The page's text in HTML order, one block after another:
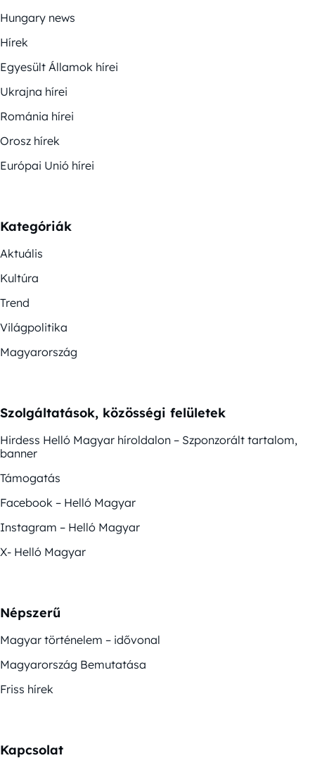
Hungary news
Hírek
Egyesült Államok hírei
Ukrajna hírei
Románia hírei
Orosz hírek
Európai Unió hírei
Kategóriák
Aktuális
Kultúra
Trend
Világpolitika
Magyarország
Szolgáltatások, közösségi felületek
Hirdess Helló Magyar híroldalon – Szponzorált tartalom,
banner
Támogatás
Facebook – Helló Magyar
Instagram – Helló Magyar
X- Helló Magyar
Népszerű
Magyar történelem – idővonal
Magyarország Bemutatása
Friss hírek
Kapcsolat